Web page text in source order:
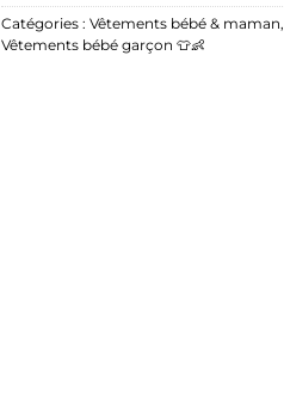
Catégories : Vêtements bébé & maman,
Vêtements bébé garçon 👕👶